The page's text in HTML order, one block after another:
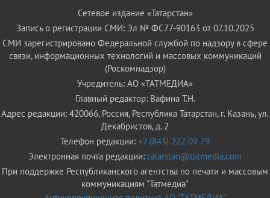
Сетевое издание «Татарстан»
Запись о регистрации СМИ: Эл № ФС77-90163 от 07.10.2025
СМИ зарегистрировано Федеральной службой по надзору в сфере
связи, информационных технологий и массовых коммуникаций
(Роскомнадзор)
Учредитель: АО «ТАТМЕДИА»
Главный редактор: Вафина Т.Н.
Адрес редакции: 420066, Россия, Республика Татарстан, г. Казань, ул.
Декабристов, д. 2
Телефон редакции: +7 (843) 222 09 79
Электронная почта редакции: tatarstan@tatmedia.com
При поддержке Республиканского агентства по печати и массовым
коммуникациям "Татмедиа"